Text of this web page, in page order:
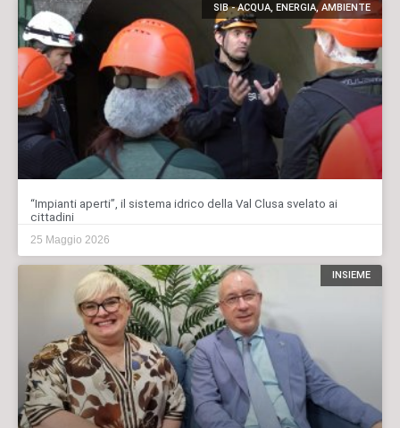
SIB - ACQUA, ENERGIA, AMBIENTE
“Impianti aperti”, il sistema idrico della Val Clusa svelato ai
cittadini
25 Maggio 2026
INSIEME